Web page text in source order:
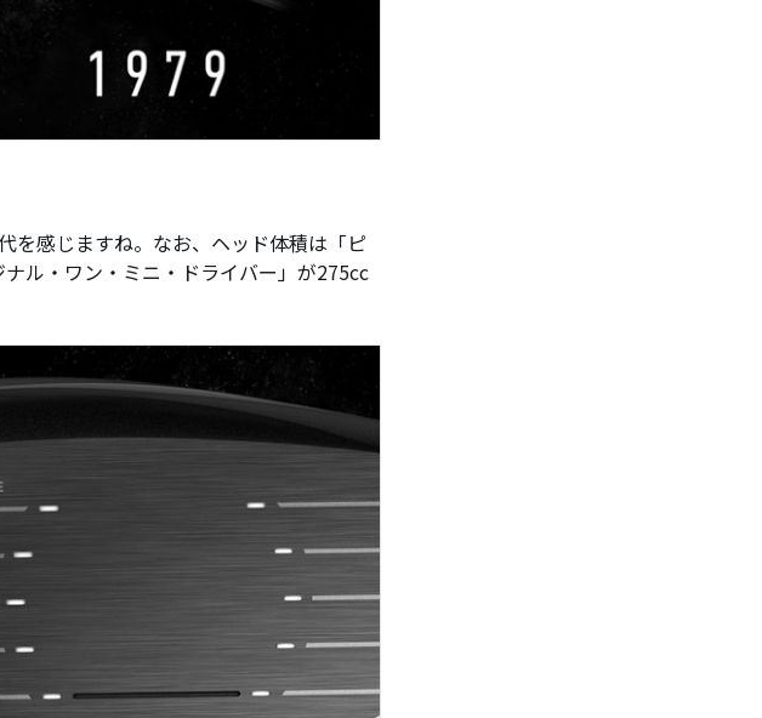
を感じますね。なお、ヘッド体積は「ピ
ル・ワン・ミニ・ドライバー」が275cc